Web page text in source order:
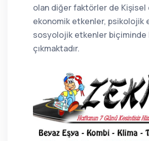
olan diğer faktörler de Kişisel
ekonomik etkenler, psikolojik
sosyolojik etkenler biçiminde
çıkmaktadır.